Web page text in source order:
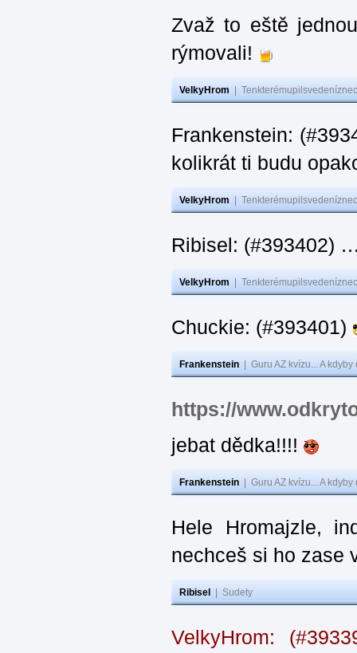
Zvaž to eště
rýmovali!
VelkyHrom
Frankenstein:
kolikrát ti budu
VelkyHrom
Ribisel: (#393402)
VelkyHrom
Chuckie: (#393401)
Frankenstein Guru AZ kvízu... A
https://
jebat dědka!!!!
Frankenstein Guru AZ kvízu... A
Hele Hromajzle,
nechceš si ho zase
Ribisel Sudety
VelkyHrom: